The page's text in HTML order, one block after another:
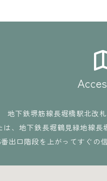
地下鉄堺筋線長堀橋駅北改
は、地下鉄長堀鶴見緑地線長
出口階段を上がってすぐの